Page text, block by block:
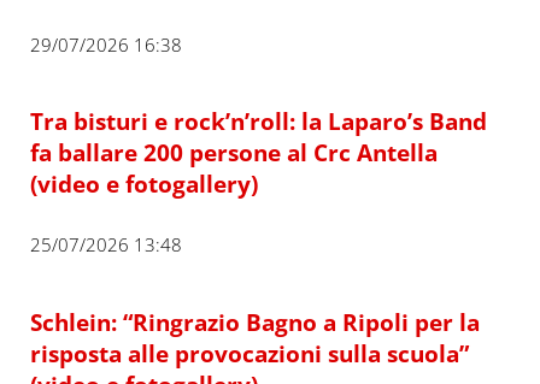
29/07/2026 16:38
Tra bisturi e rock’n’roll: la Laparo’s Band
fa ballare 200 persone al Crc Antella
(video e fotogallery)
25/07/2026 13:48
Schlein: “Ringrazio Bagno a Ripoli per la
risposta alle provocazioni sulla scuola”